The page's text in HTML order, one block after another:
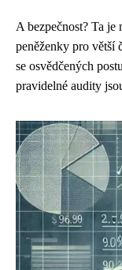
A bezpečnost? Ta
peněženky pro větší
se osvědčených
pravidelné audity